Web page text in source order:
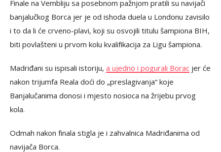
Finale na Vembliju sa posebnom pažnjom pratili su navijači
banjalučkog Borca jer je od ishoda duela u Londonu zavisilo
i to da li će crveno-plavi, koji su osvojili titulu šampiona BIH,
biti povlašteni u prvom kolu kvalifikacija za Ligu šampiona.
Madriđani su ispisali istoriju, a ujedno i pogurali Borac jer će
nakon trijumfa Reala doći do „preslagivanja“ koje
Banjalučanima donosi i mjesto nosioca na žrijebu prvog
kola.
Odmah nakon finala stigla je i zahvalnica Madriđanima od
navijača Borca.